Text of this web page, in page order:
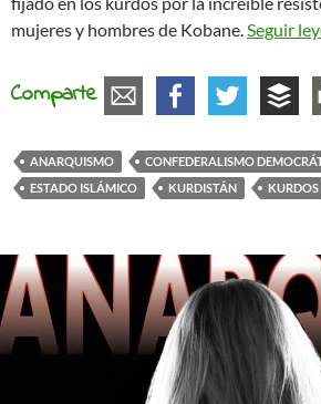
mujeres y hombres de Kobane. Seguir
Comparte
ANARQUISMO
CONFEDERALISMO
ESTADO ISLÁMICO
KURDISTÁN KURDOS